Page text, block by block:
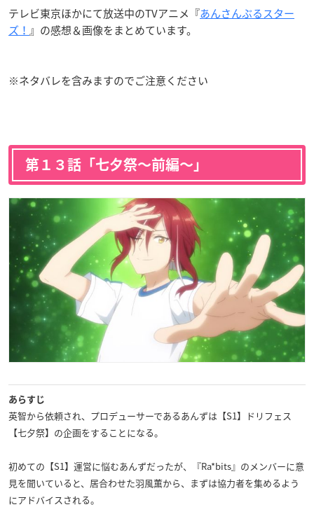
テレビ東京ほかにて放送中のTVアニメ『あんさんぶるスター
ズ！ 』の感想＆画像をまとめています。
※ネタバレを含みますのでご注意ください
第１３話「七夕祭〜前編〜」
あらすじ
英智から依頼され、プロデューサーであるあんずは【S1】ドリフェス
【七夕祭】の企画をすることになる。
初めての【S1】運営に悩むあんずだったが、『Ra*bits』のメンバーに意
見を聞いていると、居合わせた羽風薫から、まずは協力者を集めるよう
にアドバイスされる。